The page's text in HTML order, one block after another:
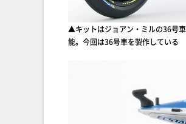
▲キットはジョアン・ミルの36号
能。今回は36号車を製作している